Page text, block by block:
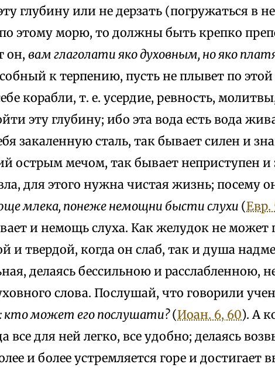
глубину или не дерзать (погружаться в
этому морю, то должны быть крепко
он, вам глаголати яко духовным, но яко
к терпению, пусть не плывет по этой
корабли, т. е. усердие, ревность,
эту глубину; ибо эта вода есть вода
закаленную сталь, так бывает силен и
острым мечом, так бывает неприступен и
для этого нужна чистая жизнь; посему
млека, понеже немощни бысти слухи (Евр.
и немощь слуха. Как желудок не может
и твердой, когда он слаб, так и душа
делаясь бессильною и расслабленною,
слова. Послушай, что говорили
кто может его послушати?(Иоан. 6, 60). А
все для ней легко, все удобно; делаясь
и более устремляется горе и достигает